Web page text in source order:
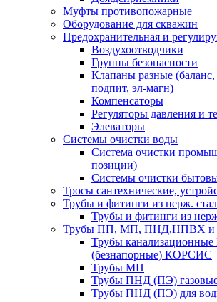
Муфты противопожарные
Оборудование для скважин
Предохранительная и
Воздухоотводчики
Группы безопасности
Клапаны разные (баланс,
подпит, эл-магн)
Компенсаторы
Регуляторы давления и
Элеваторы
Системы очистки воды
Система очистки
позиции)
Системы очистки
Тросы сантехнические,
Трубы и фитинги из нерж.
Трубы и фитинги из
Трубы ПП, МП, ПНД,НПВХ и
Трубы
(безнапорные) КОРСИС
Трубы МП
Трубы ПНД (ПЭ)
Трубы ПНД (ПЭ) для